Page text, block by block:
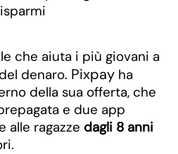
che aiuta i più giovani a
denaro. Pixpay ha
della sua offerta, che
e due app
alle ragazze dagli 8 anni